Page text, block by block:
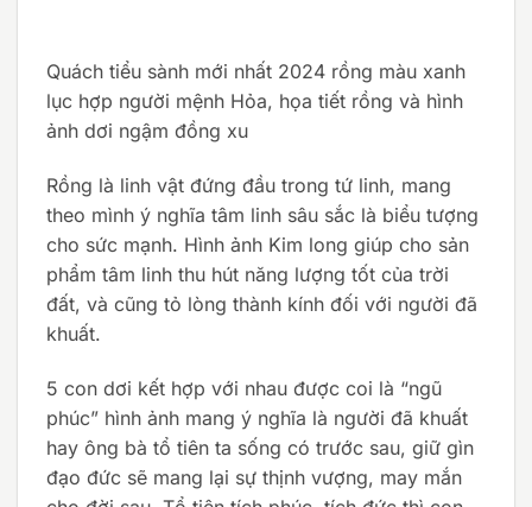
Quách tiểu sành mới nhất 2024 rồng màu xanh
lục hợp người mệnh Hỏa, họa tiết rồng và hình
ảnh dơi ngậm đồng xu
Rồng là linh vật đứng đầu trong tứ linh, mang
theo mình ý nghĩa tâm linh sâu sắc là biểu tượng
cho sức mạnh. Hình ảnh Kim long giúp cho sản
phẩm tâm linh thu hút năng lượng tốt của trời
đất, và cũng tỏ lòng thành kính đối với người đã
khuất.
5 con dơi kết hợp với nhau được coi là “ngũ
phúc” hình ảnh mang ý nghĩa là người đã khuất
hay ông bà tổ tiên ta sống có trước sau, giữ gìn
đạo đức sẽ mang lại sự thịnh vượng, may mắn